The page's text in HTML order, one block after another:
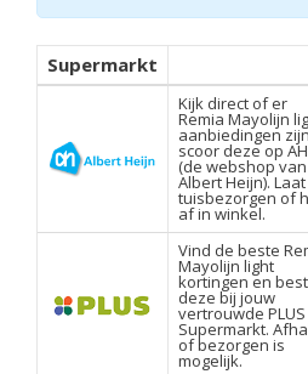
Supermarkt
Kijk direct of er
Remia Mayolijn
aanbiedingen
scoor deze op
(de webshop van
Albert Heijn). Laat
tuisbezorgen of
af in winkel.
Vind de beste
Mayolijn light
kortingen en
deze bij jouw
vertrouwde PLUS
Supermarkt.
of bezorgen is
mogelijk.